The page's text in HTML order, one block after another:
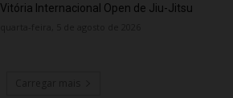
Vitória Internacional Open de Jiu-Jitsu